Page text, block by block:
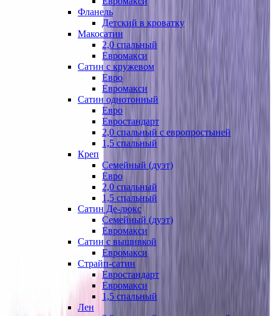
Фланель
Детский в кроватку
Макосатин
2,0 спальный
Евромакси
Сатин с кружевом
Евро
Евромакси
Сатин однотонный
Евро
Евростандарт
2,0 спальный с европростыней
1,5 спальный
Креп
Семейный (дуэт)
Евро
2,0 спальный
1,5 спальный
Сатин Де-люкс
Семейный (дуэт)
Евромакси
Сатин с вышивкой
Евромакси
Страйп-сатин
Евростандарт
Евромакси
1,5 спальный
Лен